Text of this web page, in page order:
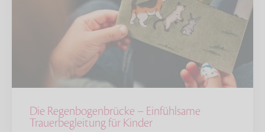
Die Regenbogenbrücke – Einfühlsame
Trauerbegleitung für Kinder